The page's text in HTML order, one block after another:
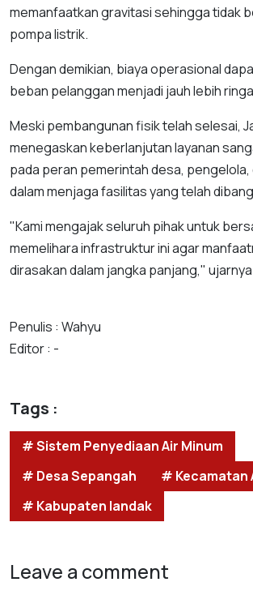
memanfaatkan gravitasi sehingga tidak
pompa listrik.
Dengan demikian, biaya operasional
beban pelanggan menjadi jauh lebih
Meski pembangunan fisik telah selesai,
menegaskan keberlanjutan layanan
pada peran pemerintah desa,
dalam menjaga fasilitas yang telah
"Kami mengajak seluruh pihak untuk
memelihara infrastruktur ini agar
dirasakan dalam jangka panjang,"
Penulis : Wahyu
Editor : -
Tags :
# Sistem Penyediaan Air Minum
# Desa Sepangah
# Kecamatan
# Kabupaten landak
Leave a comment